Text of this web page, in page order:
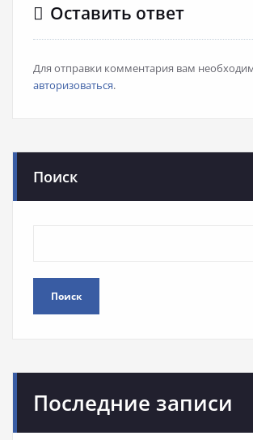
Оставить ответ
Для отправки комментария вам
авторизоваться.
Поиск
Поиск
Последние записи